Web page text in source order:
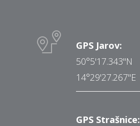
GPS Jarov:
50°5'17.343"N
14°29'27.267"E
GPS Strašnice: